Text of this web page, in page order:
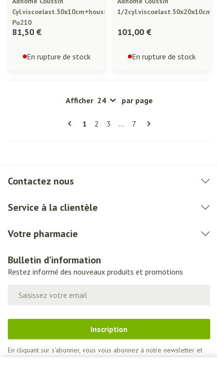
Cyl.viscoelast.50x10cm+housse
Pu210
81,50 €
En rupture de stock
1/
101,00 €
En rupture de stock
Pages
Vous lisez actuellement la page
1 Page
2 Page
3 ... Page
7
Afficher par page
Contactez nous
Service à la clientèle
Votre pharmacie
Bulletin d’information
Restez informé des nouveaux produits et promotions
Inscription
En cliquant sur s'abonner, vous vous abonnez à notre newsletter et
acceptez notrepolitique de confidentialité.